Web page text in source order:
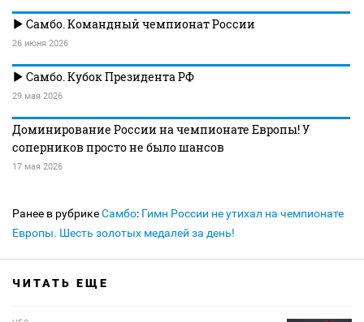
Самбо. Командный чемпионат России
26 июня 2026
Самбо. Кубок Президента РФ
29 мая 2026
Доминирование России на чемпионате Европы! У
соперников просто не было шансов
17 мая 2026
Ранее в рубрикеСамбо: Гимн России не утихал на чемпионате
Европы. Шесть золотых медалей за день!
ЧИТАТЬ ЕЩЕ